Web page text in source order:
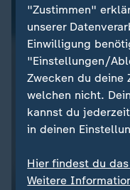
"Zustimmen"
unserer
Einwilligung
"Einstellungen/
Zwecken du deine
welchen nicht.
kannst du
in deinen
Hier findest du
Weitere